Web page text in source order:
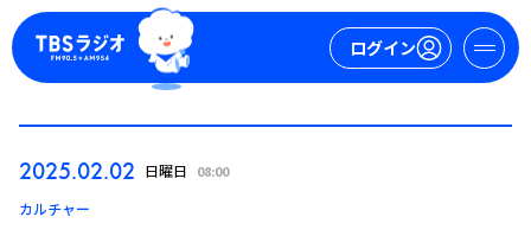
ログイン
2025.02.02 日曜日 08:00
カルチャー